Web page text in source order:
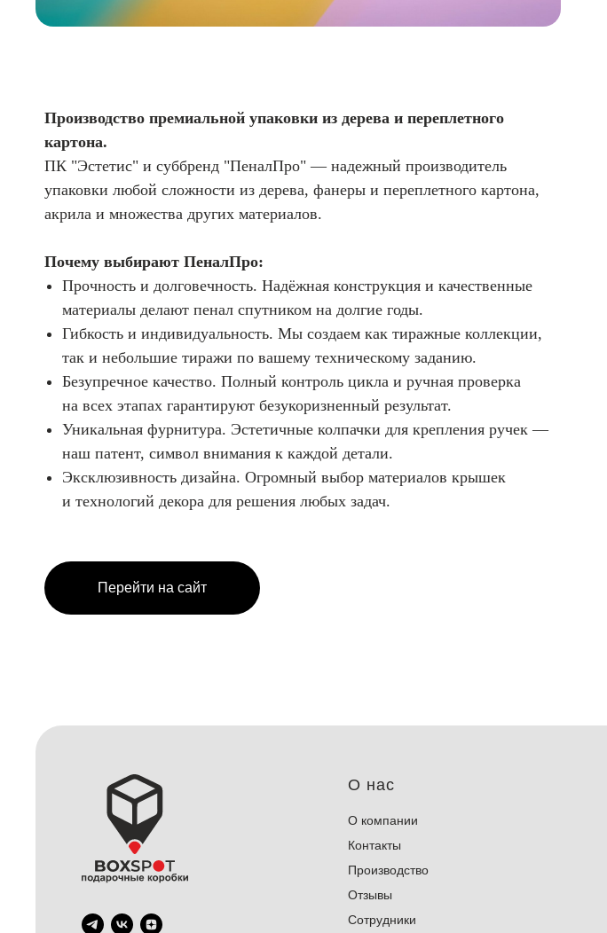
Производство премиальной упаковки из дерева и переплетного
картона.
ПК "Эстетис" и суббренд "ПеналПро" — надежный производитель
упаковки любой сложности из дерева, фанеры и переплетного картона,
акрила и множества других материалов.
Почему выбирают ПеналПро:
Прочность и долговечность. Надёжная конструкция и качественные
материалы делают пенал спутником на долгие годы.
Гибкость и индивидуальность. Мы создаем как тиражные коллекции,
так и небольшие тиражи по вашему техническому заданию.
Безупречное качество. Полный контроль цикла и ручная проверка
на всех этапах гарантируют безукоризненный результат.
Уникальная фурнитура. Эстетичные колпачки для крепления ручек —
наш патент, символ внимания к каждой детали.
Эксклюзивность дизайна. Огромный выбор материалов крышек
и технологий декора для решения любых задач.
Перейти на сайт
О нас
О компании
Контакты
Производство
Отзывы
Сотрудники